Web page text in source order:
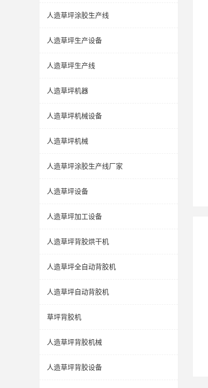
人造草坪涂胶生产线
人造草坪生产设备
人造草坪生产线
人造草坪机器
人造草坪机械设备
人造草坪机械
人造草坪涂胶生产线厂家
人造草坪设备
人造草坪加工设备
人造草坪背胶烘干机
人造草坪全自动背胶机
人造草坪自动背胶机
草坪背胶机
人造草坪背胶机械
人造草坪背胶设备